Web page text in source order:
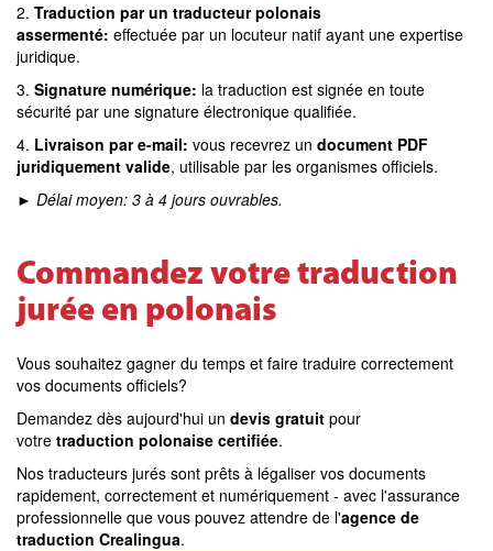
2. Traduction par un traducteur polonais
assermenté: effectuée par un locuteur natif ayant une expertise
juridique.
3. Signature numérique: la traduction est signée en toute
sécurité par une signature électronique qualifiée.
4. Livraison par e-mail: vous recevrez un document PDF
juridiquement valide, utilisable par les organismes officiels.
► Délai moyen: 3 à 4 jours ouvrables.
Commandez votre traduction
jurée en polonais
Vous souhaitez gagner du temps et faire traduire correctement
vos documents officiels?
Demandez dès aujourd'hui un devis gratuit pour
votre traduction polonaise certifiée.
Nos traducteurs jurés sont prêts à légaliser vos documents
rapidement, correctement et numériquement - avec l'assurance
professionnelle que vous pouvez attendre de l'agence de
traduction Crealingua.